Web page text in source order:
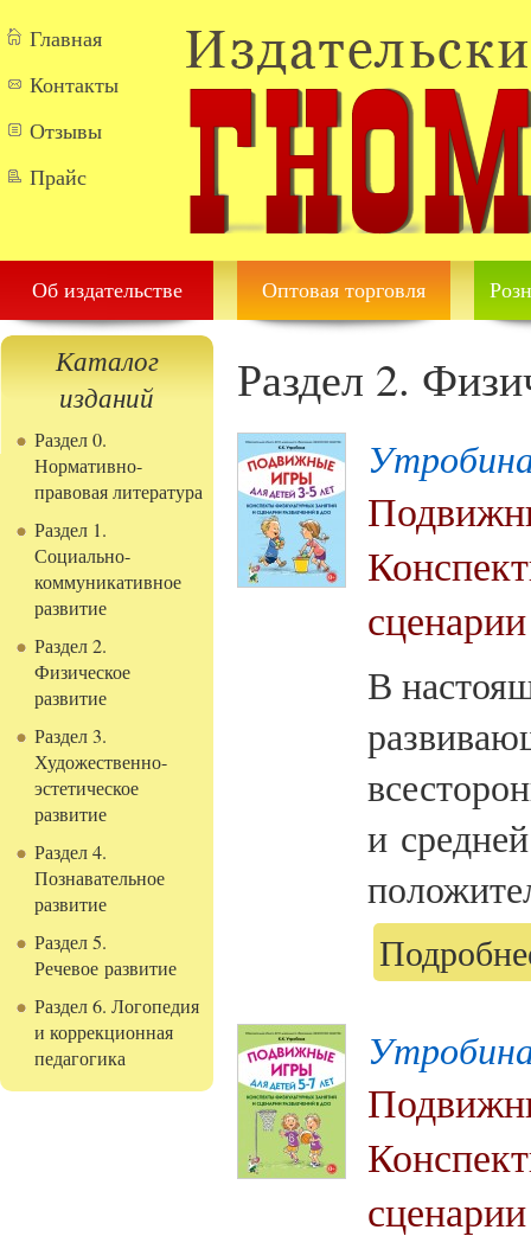
Главная
Контакты
Отзывы
Прайс
Об издательстве Оптовая торговля
Каталог
изданий
Раздел 0.
Нормативно-
правовая литература
Раздел 1.
Социально-
коммуникативное
развитие
Раздел 2.
Физическое
развитие
Раздел 3.
Художественно-
эстетическое
развитие
Раздел 4.
Познавательное
развитие
Раздел 5.
Речевое развитие
Раздел 6. Логопедия
и коррекционная
педагогика
Раздел 2.
В
и